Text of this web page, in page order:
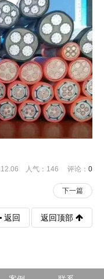
人气： 146 评论： 0
下一篇
返回 返回顶部